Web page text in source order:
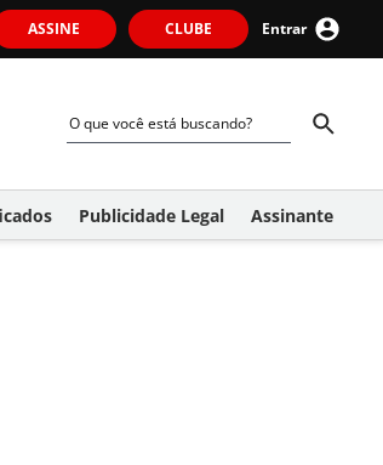
ASSINE CLUBE Entrar
Publicidade Legal Assinante